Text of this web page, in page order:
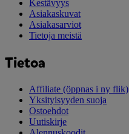
Kestävyys
Asiakaskuvat
Asiakasarviot
Tietoja meistä
Tietoa
Affiliate (öppnas i ny flik)
Yksityisyyden suoja
Ostoehdot
Uutiskirje